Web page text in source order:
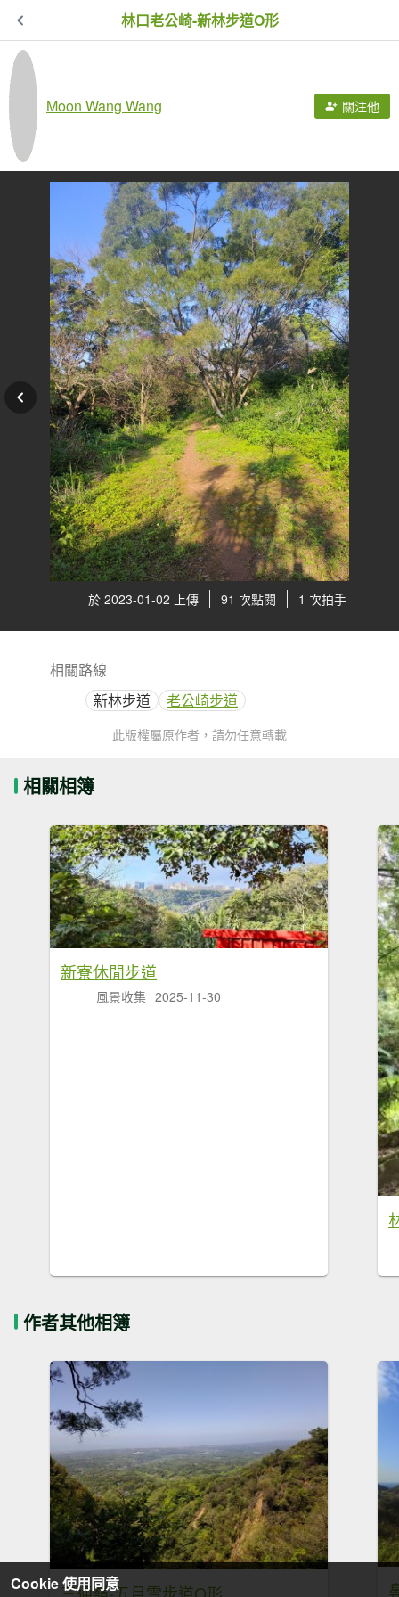
林口老公崎-新林步道O形
Moon Wang Wang 關注他
於 2023-01-02 上傳 91 次點閱 1 次拍手
相關路線
新林步道
老公崎步道
此版權屬原作者，請勿任意轉載
相關相簿
新寮休閒步道
風景收集 2025-11-30
作者其他相簿
Cookie 使用同意